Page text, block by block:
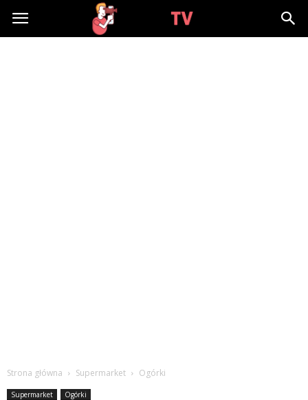
WizjaTV.pl
Strona główna Supermarket Ogórki
Supermarket Ogórki